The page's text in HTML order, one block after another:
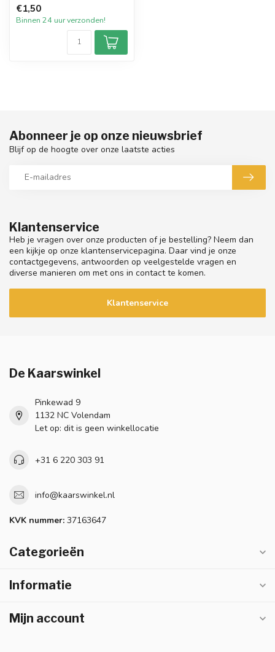
n...
€1,50
Binnen 24 uur verzonden!
Klantenservice
Heb je vragen over onze producten of je bestelling? Neem dan
een kijkje op onze klantenservicepagina. Daar vind je onze
contactgegevens, antwoorden op veelgestelde vragen en
diverse manieren om met ons in contact te komen.
Klantenservice
Abonneer je op onze nieuwsbrief
Blijf op de hoogte over onze laatste acties
De Kaarswinkel
Pinkewad 9
1132 NC Volendam
Let op: dit is geen winkellocatie
+31 6 220 303 91
info@kaarswinkel.nl
KVK nummer: 37163647
Categorieën
Informatie
Mijn account